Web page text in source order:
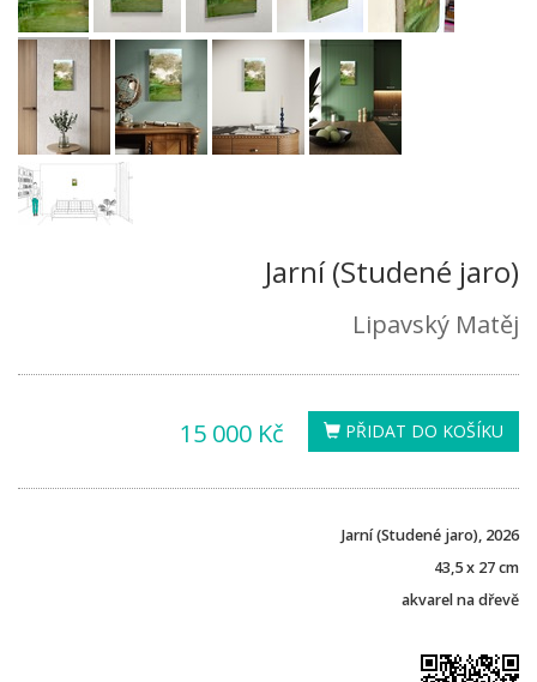
Jarní (Studené jaro)
Lipavský Matěj
PŘIDAT DO KOŠÍKU
15 000 Kč
Jarní (Studené jaro), 2026
43,5 x 27 cm
akvarel na dřevě